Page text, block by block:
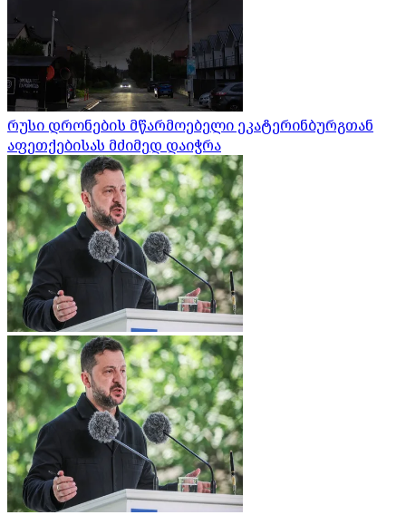
რუსი დრონების მწარმოებელი ეკატერინბურგთან
აფეთქებისას მძიმედ დაიჭრა